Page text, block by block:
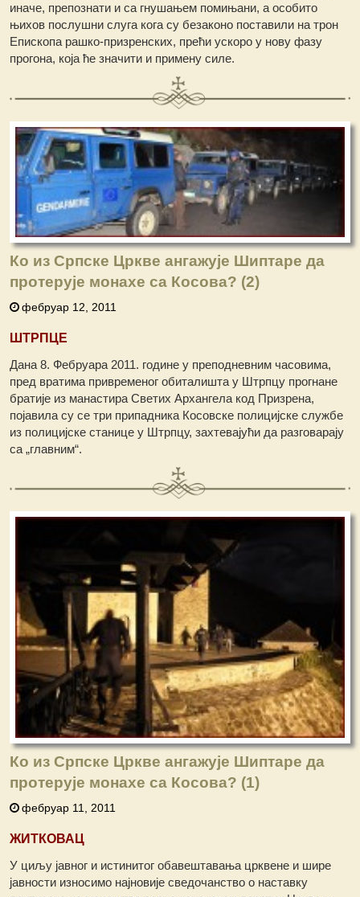
иначе, препознати и са гнушањем помињани, а особито
њихов послушни слуга кога су безаконо поставили на трон
Епископа рашко-призренских, прећи ускоро у нову фазу
прогона, која ће значити и примену силе.
Ко из Српске Цркве ангажује Шиптаре да
протерује монахе са Косова? (2)
фебруар 12, 2011
ШТРПЦЕ
Дана 8. Фебруара 2011. године у преподневним часовима,
пред вратима привременог обиталишта у Штрпцу прогнане
братије из манастира Светих Архангела код Призрена,
појавила су се три припадника Косовске полицијске службе
из полицијске станице у Штрпцу, захтевајући да разговарају
са „главним“.
Ко из Српске Цркве ангажује Шиптаре да
протерује монахе са Косова? (1)
фебруар 11, 2011
ЖИТКОВАЦ
У циљу јавног и истинитог обавештавања црквене и шире
јавности износимо најновије сведочанство о наставку